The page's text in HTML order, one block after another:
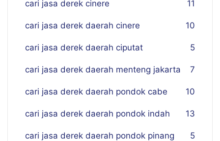
cari jasa derek cinere 11
cari jasa derek daerah cinere 10
cari jasa derek daerah ciputat 5
cari jasa derek daerah menteng jakarta 7
cari jasa derek daerah pondok cabe 10
cari jasa derek daerah pondok indah 13
cari jasa derek daerah pondok pinang 5